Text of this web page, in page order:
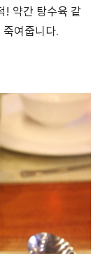
! 약간 탕수육 같
죽여줍니다.